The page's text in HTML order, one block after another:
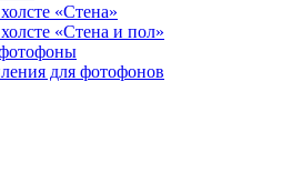
«Стена»
«Стена и пол»
для фотофонов